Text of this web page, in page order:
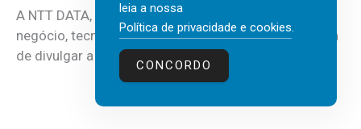
A NTT DATA, consultora global em serviços de
negócio, tecnologia e inteligência artificial (IA), acaba
de divulgar a mais recente...
leia a nossa
Política de privacidade e cookies.
CONCORDO